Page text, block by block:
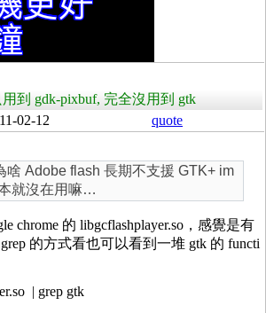
到 gdk-pixbuf, 完全沒用到 gtk
02-12 quote
啥 Adobe flash 長期不支援 GTK+ im
就沒在用嘛…
chrome 的 libgcflashplayer.so，感覺是有
的方式看也可以看到一堆 gtk 的 functi
| grep gtk